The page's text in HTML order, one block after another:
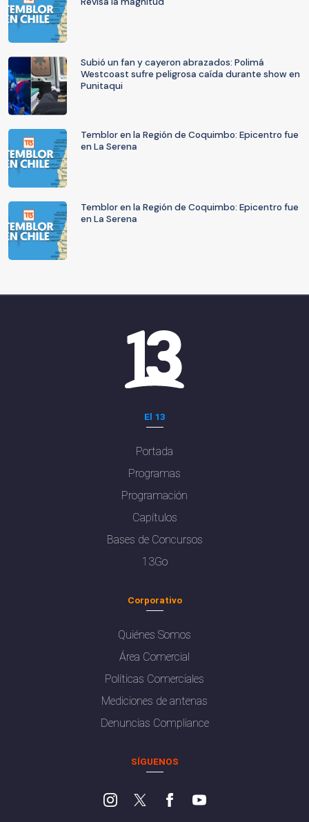
Subió un fan y cayeron abrazados: Polimá
Westcoast sufre peligrosa caída durante show en
Punitaqui
Temblor en la Región de Coquimbo: Epicentro fue
en La Serena
Temblor en la Región de Coquimbo: Epicentro fue
en La Serena
El 13
Portada
Programas
Programación
Capítulos
Bases de Concursos
13Go
Corporativo
Quiénes Somos
Área Comercial
Políticas Comerciales
Mediciones de antenas
Denuncias Compliance
SÍGUENOS